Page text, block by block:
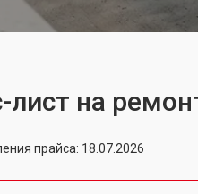
лист на
прайса: 18.07.2026